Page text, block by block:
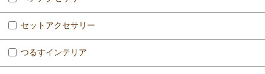
セットアクセサリー
つるすインテリア